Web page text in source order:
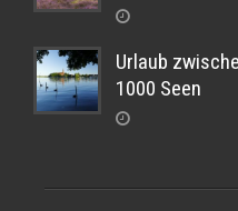
Urlaub
1000 Seen